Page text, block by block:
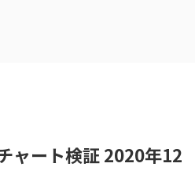
ャート検証 2020年12